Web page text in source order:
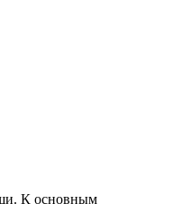
К основным